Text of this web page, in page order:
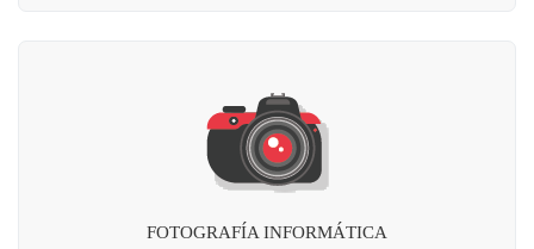
FOTOGRAFÍA INFORMÁTICA